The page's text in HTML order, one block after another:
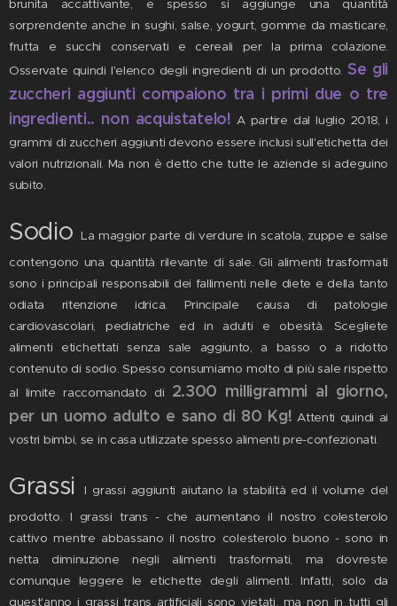
brunita accattivante, e spesso si aggiunge una quantità
sorprendente anche in sughi, salse, yogurt, gomme da masticare,
frutta e succhi conservati e cereali per la prima colazione.
Osservate quindi l'elenco degli ingredienti di un prodotto.Se gli
zuccheri aggiunti compaiono tra i primi due o tre
ingredienti.. non acquistatelo! A partire dal luglio 2018, i
grammi di zuccheri aggiunti devono essere inclusi sull'etichetta dei
valori nutrizionali. Ma non è detto che tutte le aziende si adeguino
subito.
Sodio La maggior parte di verdure in scatola, zuppe e salse
contengono una quantità rilevante di sale. Gli alimenti trasformati
sono i principali responsabili dei fallimenti nelle diete e della tanto
odiata ritenzione idrica. Principale causa di patologie
cardiovascolari, pediatriche ed in adulti e obesità. Scegliete
alimenti etichettati senza sale aggiunto, a basso o a ridotto
contenuto di sodio. Spesso consumiamo molto di più sale rispetto
al limite raccomandato di 2.300 milligrammi al giorno,
per un uomo adulto e sano di 80 Kg! Attenti quindi ai
vostri bimbi, se in casa utilizzate spesso alimenti pre-confezionati.
Grassi
I grassi aggiunti aiutano la stabilità ed il volume del
prodotto. I grassi trans - che aumentano il nostro colesterolo
cattivo mentre abbassano il nostro colesterolo buono - sono in
netta diminuzione negli alimenti trasformati, ma dovreste
comunque leggere le etichette degli alimenti. Infatti, solo da
quest'anno i grassi trans artificiali sono vietati, ma non in tutti gli